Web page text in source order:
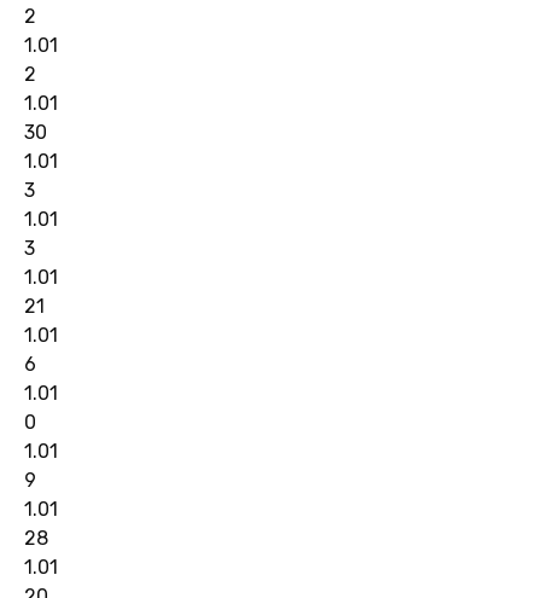
2
1.01
2
1.01
30
1.01
3
1.01
3
1.01
21
1.01
6
1.01
0
1.01
9
1.01
28
1.01